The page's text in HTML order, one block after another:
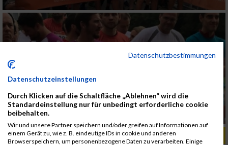
ALBUM B2RUN MÜNCHEN, B2RUN / 16.07.2019
Datenschutzbestimmungen
Datenschutzeinstellungen
Durch Klicken auf die Schaltfläche „Ablehnen“ wird die
Standardeinstellung nur für unbedingt erforderliche cookie
beibehalten.
Wir und unsere Partner speichern und/oder greifen auf Informationen auf
einem Gerät zu, wie z. B. eindeutige IDs in cookie und anderen
Browserspeichern, um personenbezogene Daten zu verarbeiten. Einige